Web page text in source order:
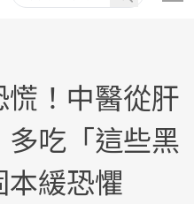
！中醫從肝
吃「這些黑
緩恐懼